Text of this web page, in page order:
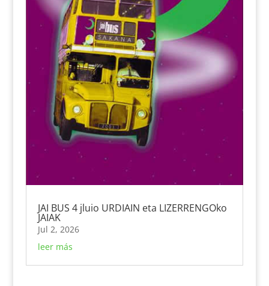
JAI BUS 4 jluio URDIAIN eta LIZERRENGOko
JAIAK
Jul 2, 2026
leer más